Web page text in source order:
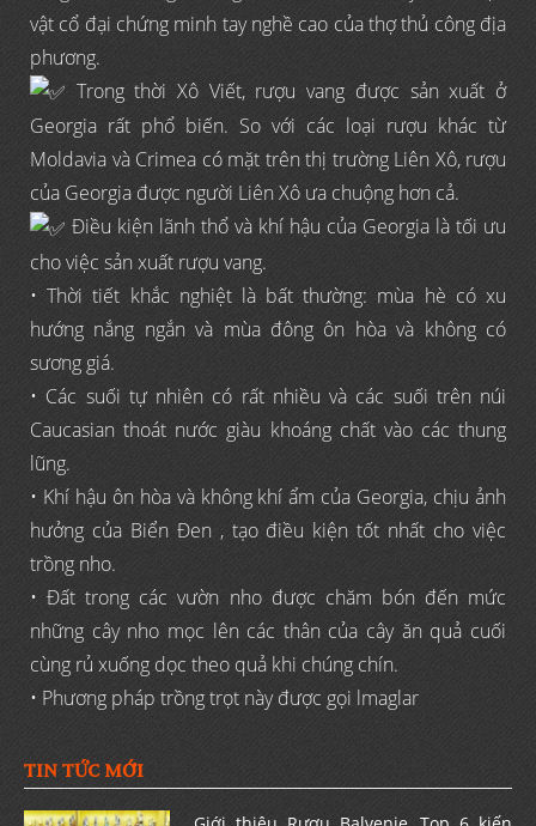
vật cổ đại chứng minh tay nghề cao của thợ thủ công địa
phương.
Trong thời Xô Viết, rượu vang được sản xuất ở
Georgia rất phổ biến. So với các loại rượu khác từ
Moldavia và Crimea có mặt trên thị trường Liên Xô, rượu
của Georgia được người Liên Xô ưa chuộng hơn cả.
Điều kiện lãnh thổ và khí hậu của Georgia là tối ưu
cho việc sản xuất rượu vang.
• Thời tiết khắc nghiệt là bất thường: mùa hè có xu
hướng nắng ngắn và mùa đông ôn hòa và không có
sương giá.
• Các suối tự nhiên có rất nhiều và các suối trên núi
Caucasian thoát nước giàu khoáng chất vào các thung
lũng.
• Khí hậu ôn hòa và không khí ẩm của Georgia, chịu ảnh
hưởng của Biển Đen , tạo điều kiện tốt nhất cho việc
trồng nho.
• Đất trong các vườn nho được chăm bón đến mức
những cây nho mọc lên các thân của cây ăn quả cuối
cùng rủ xuống dọc theo quả khi chúng chín.
• Phương pháp trồng trọt này được gọi lmaglar
TIN TỨC MỚI